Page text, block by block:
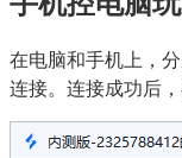
在电脑和手机上，
连接。连接成功后